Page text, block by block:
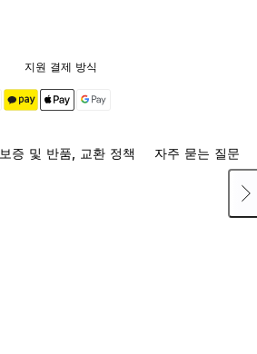
지원 결제 방식
보증 및 반품, 교환 정책 자주 묻는 질문